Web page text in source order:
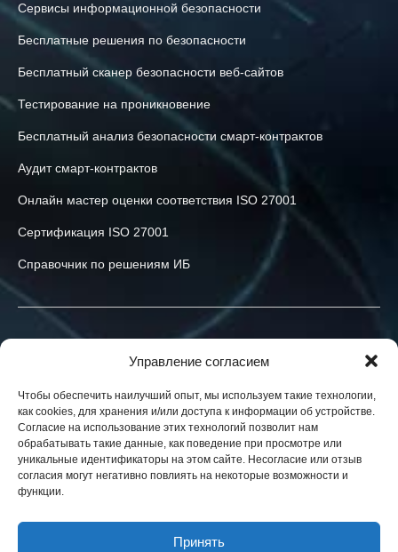
Управление согласием
Чтобы обеспечить наилучший опыт, мы используем такие технологии,
как cookies, для хранения и/или доступа к информации об устройстве.
Согласие на использование этих технологий позволит нам
обрабатывать такие данные, как поведение при просмотре или
уникальные идентификаторы на этом сайте. Несогласие или отзыв
согласия могут негативно повлиять на некоторые возможности и
функции.
Принять
Сервисы информационной безопасности
Бесплатные решения по безопасности
Бесплатный сканер безопасности веб-сайтов
Тестирование на проникновение
Бесплатный анализ безопасности смарт-контрактов
Аудит смарт-контрактов
Онлайн мастер оценки соответствия ISO 27001
Сертификация ISO 27001
Справочник по решениям ИБ
info@h-x.technology
540043 ,Targu Mures Postei str., nr. 3, ap. 1
Юридические лица в ЕС, Украине и США. Контракты в вашей
юрисдикции.
Новости